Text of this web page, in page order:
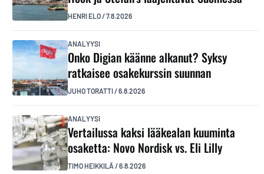
HENRI ELO/7.8.2026
ANALYYSI
Onko Digian käänne alkanut? Syksy
ratkaisee osakekurssin suunnan
JUHO TORATTI/6.8.2026
ANALYYSI
Vertailussa kaksi lääkealan kuuminta
osaketta: Novo Nordisk vs. Eli Lilly
TIMO HEIKKILÄ /6.8.2026